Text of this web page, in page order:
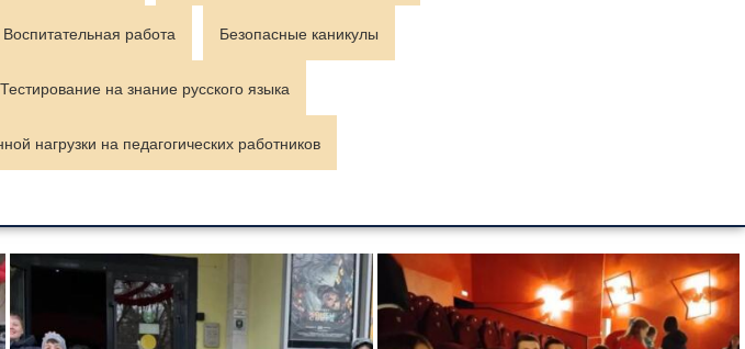
Воспитательная работа Безопасные каникулы
Тестирование на знание русского языка
нагрузки на педагогических работников